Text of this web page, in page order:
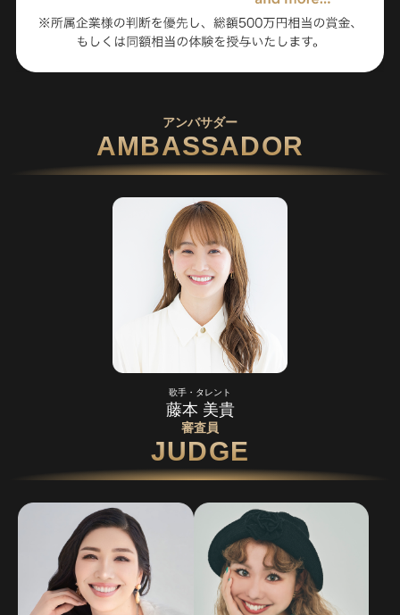
アンバサダー
AMBASSADOR
歌手・タレント
藤本 美貴
審査員
JUDGE